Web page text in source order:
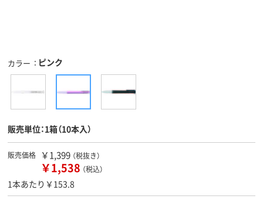
カラー ピンク
販売単位：1箱（10本入）
販売価格 ￥1,399 （税抜き）
￥1,538 （税込）
1本あたり￥153.8